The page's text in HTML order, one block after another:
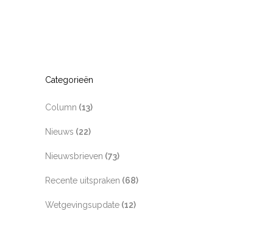
Categorieën
Column (13)
Nieuws (22)
Nieuwsbrieven (73)
Recente uitspraken (68)
Wetgevingsupdate (12)